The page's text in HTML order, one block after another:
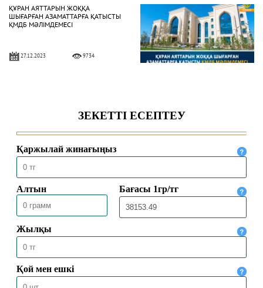
ҚҰРАН АЯТТАРЫН ЖОҚҚА
ШЫҒАРҒАН АЗАМАТТАРҒА ҚАТЫСТЫ
ҚМДБ МӘЛІМДЕМЕСІ
27.12.2023 9734
20.10.2023 10537
МЕКТЕПТЕГІ КИІМ ҮЛГІСІНЕ
ҚАТЫСТЫ ҚМДБ МӘЛІМДЕМЕСІ
11.09.2023